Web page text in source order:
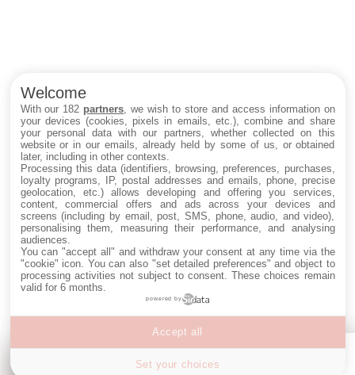
Welcome
With our 182 partners , we wish to store and access information on
your devices (cookies, pixels in emails, etc.), combine and share
your personal data with our partners, whether collected on this
website or in our emails, already held by some of us, or obtained
later, including in other contexts.
Processing this data (identifiers, browsing, preferences, purchases,
loyalty programs, IP, postal addresses and emails, phone, precise
geolocation, etc.) allows developing and offering you services,
content, commercial offers and ads across your devices and
screens (including by email, post, SMS, phone, audio, and video),
personalising them, measuring their performance, and analysing
audiences.
You can "accept all" and withdraw your consent at any time via the
"cookie" icon . You can also "set detailed preferences" and object to
processing activities not subject to consent. These choices remain
valid for 6 months.
powered by
Set your choices
Accept all